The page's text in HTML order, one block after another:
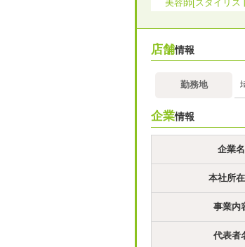
美容師[スタイリス
店舗情報
勤務地
企業情報
企業名
本社所
事業内
代表者